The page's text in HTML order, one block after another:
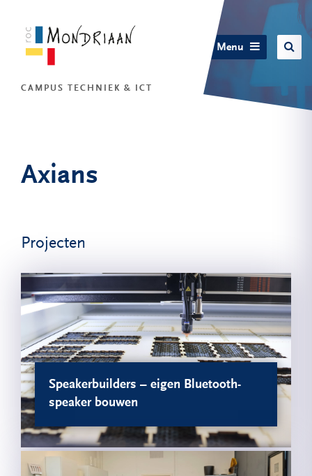
CAMPUS TECHNIEK & ICT
Menu
Axians
Projecten
Speakerbuilders – eigen Bluetooth-
speaker bouwen